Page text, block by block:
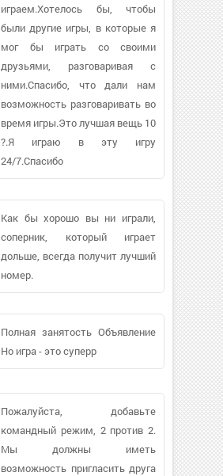
играем.Хотелось бы, чтобы
были другие игры, в которые я
мог бы играть со своими
друзьями, разговаривая с
ними.Спасибо, что дали нам
возможность разговаривать во
время игры.Это лучшая вещь 10
?.Я играю в эту игру
24/7.Спасибо
Как бы хорошо вы ни играли,
соперник, который играет
дольше, всегда получит лучший
номер.
Полная занятость Объявление
Но игра - это суперр
Пожалуйста, добавьте
командный режим, 2 против 2.
Мы должны иметь
возможность пригласить друга